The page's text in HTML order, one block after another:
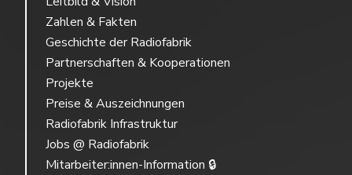
Zahlen & Fakten
Geschichte der Radiofabrik
Partnerschaften & Kooperationen
Projekte
Preise & Auszeichnungen
Radiofabrik Infrastruktur
Jobs @ Radiofabrik
Mitarbeiter:innen-Information 🔒